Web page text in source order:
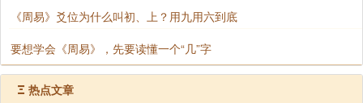
《周易》爻位为什么叫初、上？用九用六到底
要想学会《周易》，先要读懂一个“几”字
Ξ 热点文章